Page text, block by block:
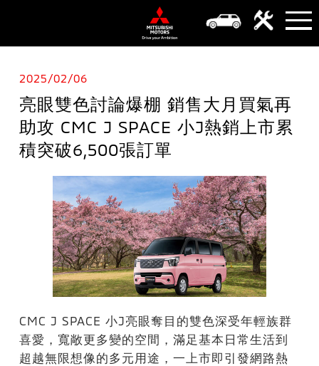
2025/02/06
亮眼雙色討論爆棚 銷售大月買氣再
助攻 CMC J SPACE 小J熱銷上市累
積突破6,500張訂單
CMC J SPACE 小J亮眼奪目的雙色深受年輕族群
喜愛，寬敞更多變的空間，滿足基本日常生活到
超越無限想像的多元用途，一上市即引發網路熱